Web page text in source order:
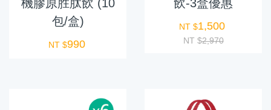
機膠原胜肽飲 (10
包/盒)
NT $990
飲-3盒優惠
NT $1,500
NT $2,970